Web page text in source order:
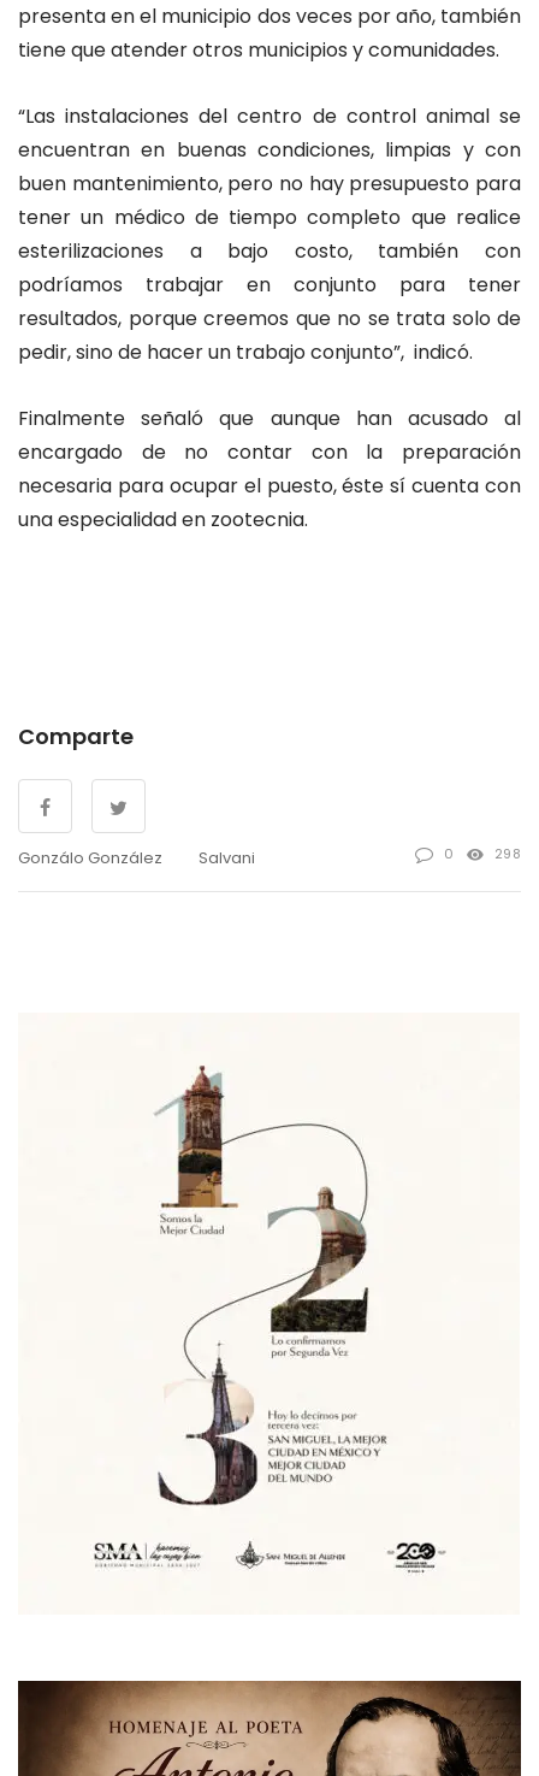
presenta en el municipio dos veces por año, también
tiene que atender otros municipios y comunidades.
“Las instalaciones del centro de control animal se
encuentran en buenas condiciones, limpias y con
buen mantenimiento, pero no hay presupuesto para
tener un médico de tiempo completo que realice
esterilizaciones a bajo costo, también con
podríamos trabajar en conjunto para tener
resultados, porque creemos que no se trata solo de
pedir, sino de hacer un trabajo conjunto”, indicó.
Finalmente señaló que aunque han acusado al
encargado de no contar con la preparación
necesaria para ocupar el puesto, éste sí cuenta con
una especialidad en zootecnia.
Comparte
Gonzálo González Salvani 0 298